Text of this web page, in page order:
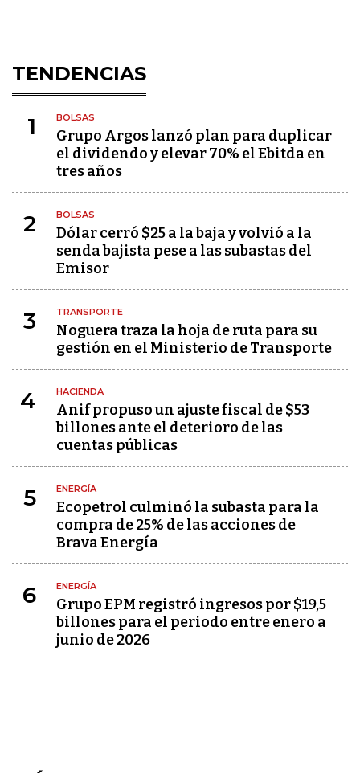
TENDENCIAS
1 BOLSAS
Grupo Argos lanzó plan para duplicar
el dividendo y elevar 70% el Ebitda en
tres años
2 BOLSAS
Dólar cerró $25 a la baja y volvió a la
senda bajista pese a las subastas del
Emisor
3 TRANSPORTE
Noguera traza la hoja de ruta para su
gestión en el Ministerio de Transporte
4 HACIENDA
Anif propuso un ajuste fiscal de $53
billones ante el deterioro de las
cuentas públicas
5 ENERGÍA
Ecopetrol culminó la subasta para la
compra de 25% de las acciones de
Brava Energía
6 ENERGÍA
Grupo EPM registró ingresos por $19,5
billones para el periodo entre enero a
junio de 2026